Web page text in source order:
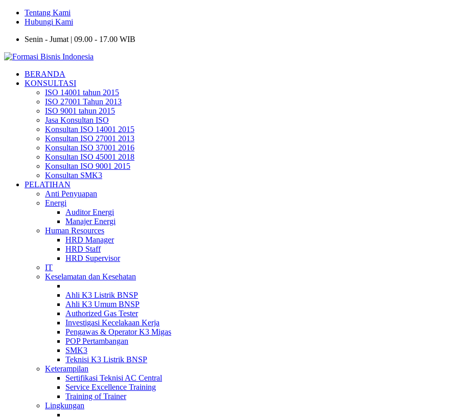
Tentang Kami
Hubungi Kami
Senin - Jumat | 09.00 - 17.00 WIB
BERANDA
KONSULTASI
ISO 14001 tahun 2015
ISO 27001 Tahun 2013
ISO 9001 tahun 2015
Jasa Konsultan ISO
Konsultan ISO 14001 2015
Konsultan ISO 27001 2013
Konsultan ISO 37001 2016
Konsultan ISO 45001 2018
Konsultan ISO 9001 2015
Konsultan SMK3
PELATIHAN
Anti Penyuapan
Energi
Auditor Energi
Manajer Energi
Human Resources
HRD Manager
HRD Staff
HRD Supervisor
IT
Keselamatan dan Kesehatan
Ahli K3 Listrik BNSP
Ahli K3 Umum BNSP
Authorized Gas Tester
Investigasi Kecelakaan Kerja
Pengawas & Operator K3 Migas
POP Pertambangan
SMK3
Teknisi K3 Listrik BNSP
Keterampilan
Sertifikasi Teknisi AC Central
Service Excellence Training
Training of Trainer
Lingkungan